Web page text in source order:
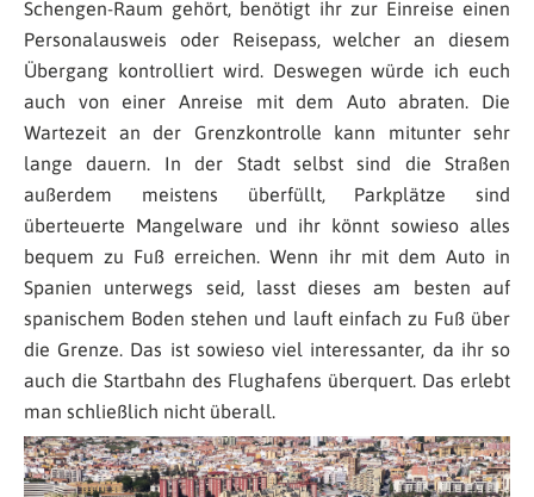
Schengen-Raum gehört, benötigt ihr zur Einreise einen
Personalausweis oder Reisepass, welcher an diesem
Übergang kontrolliert wird. Deswegen würde ich euch
auch von einer Anreise mit dem Auto abraten. Die
Wartezeit an der Grenzkontrolle kann mitunter sehr
lange dauern. In der Stadt selbst sind die Straßen
außerdem meistens überfüllt, Parkplätze sind
überteuerte Mangelware und ihr könnt sowieso alles
bequem zu Fuß erreichen. Wenn ihr mit dem Auto in
Spanien unterwegs seid, lasst dieses am besten auf
spanischem Boden stehen und lauft einfach zu Fuß über
die Grenze. Das ist sowieso viel interessanter, da ihr so
auch die Startbahn des Flughafens überquert. Das erlebt
man schließlich nicht überall.